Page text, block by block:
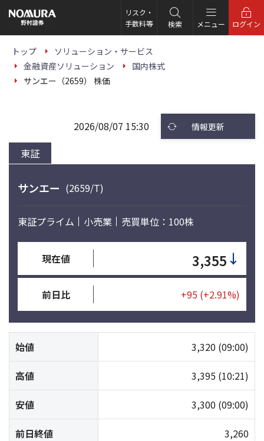
の
ー
リスク・
手数料等
検索 メニュー ログイン
トップ
ソリューション・サービス
金融資産ソリューション
国内株式
サンエー（2659） 株価
東証
2026/08/07 15:30 情報更新
サンエー (2659/T)
東証プライム 小売業 売買単位：100株
現在値 3,355 ↓
前日比 +95 (+2.91%)
始値 3,320 (09:00)
高値 3,395 (10:21)
安値 3,300 (09:00)
前日終値 3,260